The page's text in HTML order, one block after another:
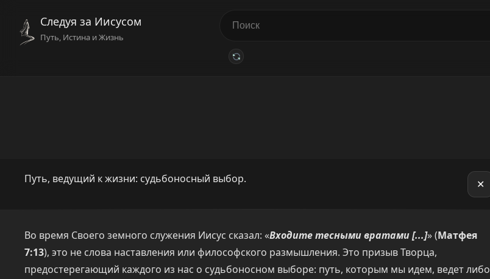
Следуя за Иисусом
Путь, Истина и Жизнь
✕
Путь, ведущий к жизни: судьбоносный выбор.
Во время Своего земного служения Иисус сказал: «Входите тесными вратами [...]» (Матфея
7:13), это не слова наставления или философского размышления. Это призыв Творца,
предостерегающий каждого из нас о судьбоносном выборе: путь, которым мы идем, ведет либо